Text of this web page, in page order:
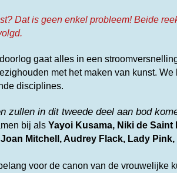
Dat is geen enkel probleem!Beide
gaat alles in een
met het maken van kunst.We
disciplines.
zullen in dit tweede deel aan bod
bij alsYayoi Kusama, Niki de
Joan Mitchell, Audrey Flack, Lady
voor de canon van de vrouwelijke